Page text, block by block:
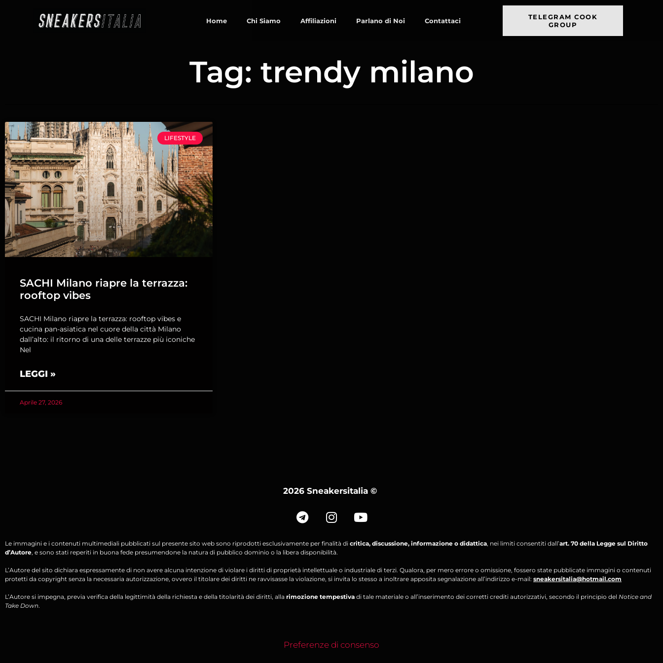
Home Chi Siamo Affiliazioni Parlano di Noi Contattaci
TELEGRAM COOK
GROUP
Tag: trendy milano
LIFESTYLE
SACHI Milano riapre la terrazza:
rooftop vibes
SACHI Milano riapre la terrazza: rooftop vibes e
cucina pan-asiatica nel cuore della città Milano
dall’alto: il ritorno di una delle terrazze più iconiche
Nel
LEGGI »
Aprile 27, 2026
2026 Sneakersitalia©
Le immagini e i contenuti multimediali pubblicati sul presente sito web sono riprodotti esclusivamente per finalità di critica, discussione, informazione o didattica, nei limiti consentiti dall’art. 70 della Legge sul Diritto
d’Autore, e sono stati reperiti in buona fede presumendone la natura di pubblico dominio o la libera disponibilità.
L’Autore del sito dichiara espressamente di non avere alcuna intenzione di violare i diritti di proprietà intellettuale o industriale di terzi. Qualora, per mero errore o omissione, fossero state pubblicate immagini o contenuti
protetti da copyright senza la necessaria autorizzazione, ovvero il titolare dei diritti ne ravvisasse la violazione, si invita lo stesso a inoltrare apposita segnalazione all’indirizzo e-mail: sneakersitalia@hotmail.com
L’Autore si impegna, previa verifica della legittimità della richiesta e della titolarità dei diritti, alla rimozione tempestiva di tale materiale o all’inserimento dei corretti crediti autorizzativi, secondo il principio del Notice and
Take Down.
Preferenze di consenso